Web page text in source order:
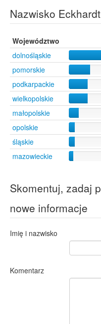
Częstochowa
Opole
Przemyśl
Rzeszów
Warszawa
Nazwisko
Województwo
dolnośląskie
pomorskie
podkarpackie
wielkopolskie
małopolskie
opolskie
śląskie
mazowieckie
Skomentuj, zadaj
nowe informacje
Imię i nazwisko
Komentarz